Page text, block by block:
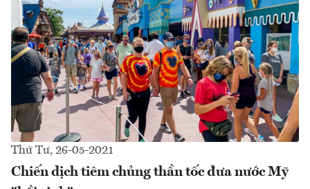
Thứ Tư, 26-05-2021
Chiến dịch tiêm chủng thần tốc đưa nước Mỹ